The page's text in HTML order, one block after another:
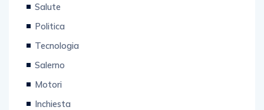
Salute
Politica
Tecnologia
Salerno
Motori
Inchiesta